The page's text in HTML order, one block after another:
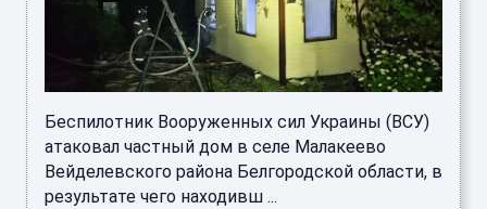
Беспилотник Вооруженных сил Украины (ВСУ)
атаковал частный дом в селе Малакеево
Вейделевского района Белгородской области, в
результате чего находивш ...